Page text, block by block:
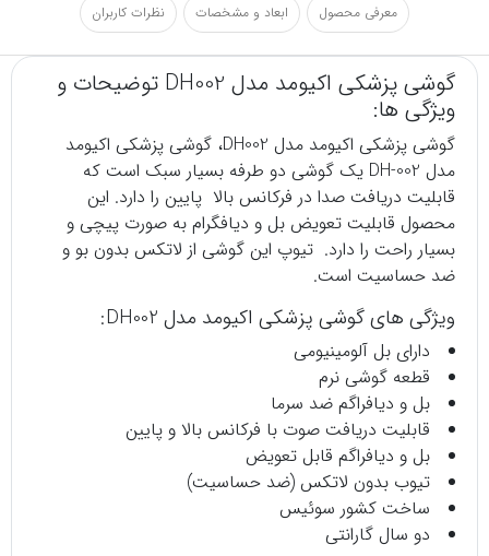
معرفی محصول ابعاد و مشخصات نظرات کاربران
گوشی پزشکی اکیومد مدل DH002 توضیحات و
ویژگی ها:
گوشی پزشکی
اکیومد مدل DH002، گوشی پزشکی اکیومد
مدل DH-002 یک گوشی دو طرفه بسیار سبک است که
قابلیت دریافت صدا در فرکانس بالا پایین را دارد. این
محصول قابلیت تعویض بل و دیافگرام به صورت پیچی و
بسیار راحت را دارد. تیوپ این گوشی از لاتکس بدون بو و
ضد حساسیت است.
ویژگی های گوشی پزشکی اکیومد مدل DH002:
دارای بل آلومینیومی
قطعه گوشی نرم
بل و دیافراگم ضد سرما
قابلیت دریافت صوت با فرکانس بالا و پایین
بل و دیافراگم قابل تعویض
تیوب بدون لاتکس (ضد حساسیت)
ساخت کشور سوئیس
دو سال گارانتی